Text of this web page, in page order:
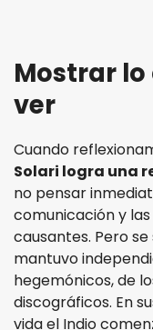
Mostrar
ver
Cuando
Solari logra una
no pensar
comunicación y
causantes. Pero
mantuvo
hegemónicos, de
discográficos. En
vida el Indio